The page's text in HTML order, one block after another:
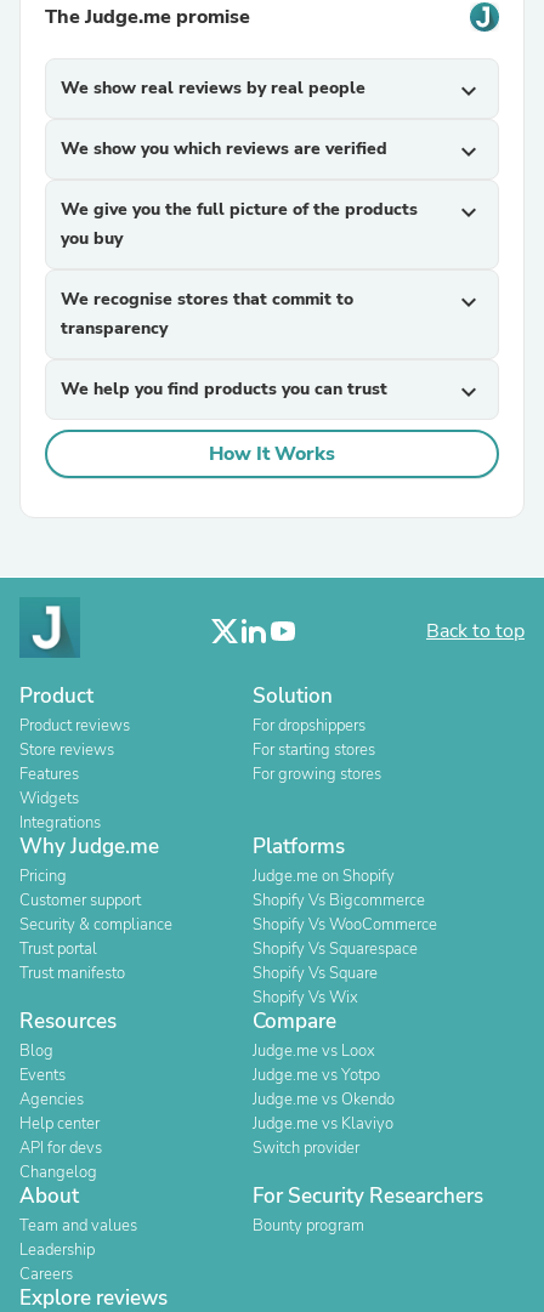
The Judge.me promise
We show real reviews by real people expand_more
We show you which reviews are verified expand_more
We give you the full picture of the products
you buy
expand_more
We recognise stores that commit to
transparency
expand_more
We help you find products you can trust expand_more
How It Works
Back to top
Product
Product reviews
Store reviews
Features
Widgets
Integrations
Solution
For dropshippers
For starting stores
For growing stores
Why Judge.me
Pricing
Customer support
Security & compliance
Trust portal
Trust manifesto
Platforms
Judge.me on Shopify
Shopify Vs Bigcommerce
Shopify Vs WooCommerce
Shopify Vs Squarespace
Shopify Vs Square
Shopify Vs Wix
Resources
Blog
Events
Agencies
Help center
API for devs
Changelog
Compare
Judge.me vs Loox
Judge.me vs Yotpo
Judge.me vs Okendo
Judge.me vs Klaviyo
Switch provider
About
Team and values
Leadership
Careers
For Security Researchers
Bounty program
Explore reviews